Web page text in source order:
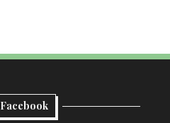
Facebook